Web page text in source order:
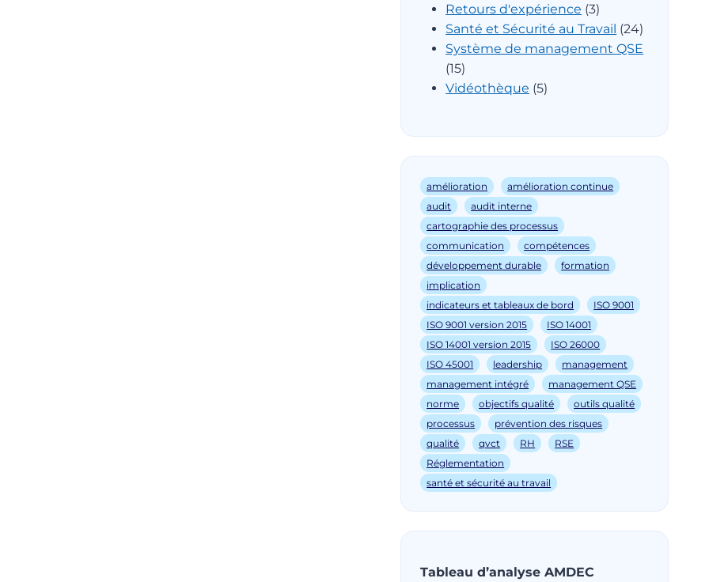
Retours d'expérience (3)
Santé et Sécurité au Travail (24)
Système de management QSE
(15)
Vidéothèque (5)
amélioration
amélioration continue
audit
audit interne
cartographie des processus
communication
compétences
développement durable
formation
implication
indicateurs et tableaux de bord
ISO 9001
ISO 9001 version 2015
ISO 14001
ISO 14001 version 2015
ISO 26000
ISO 45001
leadership
management
management intégré
management QSE
norme
objectifs qualité
outils qualité
processus
prévention des risques
qualité
qvct RH
RSE
Réglementation
santé et sécurité au travail
Tableau d’analyse AMDEC